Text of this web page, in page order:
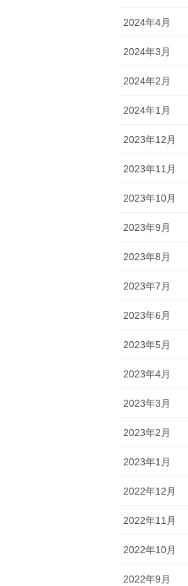
2024年4月
2024年3月
2024年2月
2024年1月
2023年12月
2023年11月
2023年10月
2023年9月
2023年8月
2023年7月
2023年6月
2023年5月
2023年4月
2023年3月
2023年2月
2023年1月
2022年12月
2022年11月
2022年10月
2022年9月